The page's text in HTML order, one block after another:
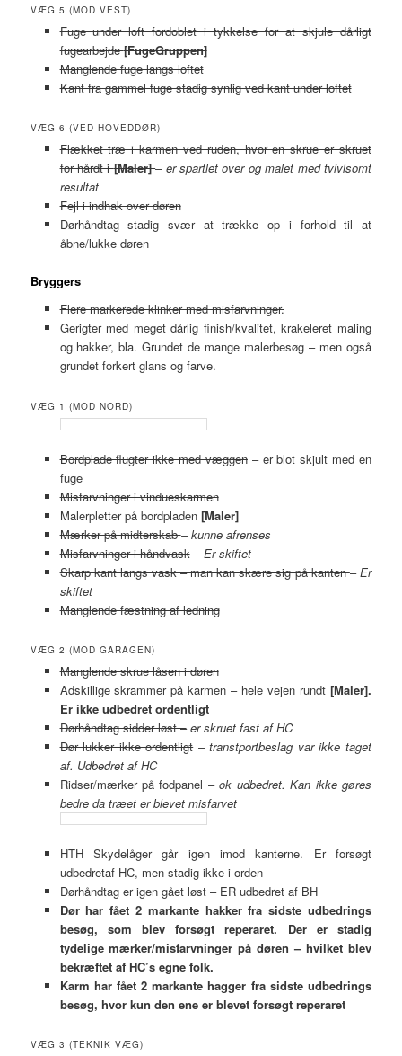
VÆG 5 (MOD VEST)
Fuge under loft fordoblet i tykkelse for at skjule dårligt
fugearbejde[FugeGruppen]
Manglende fuge langs loftet
Kant fra gammel fuge stadig synlig ved kant under loftet
VÆG 6 (VED HOVEDDØR)
Flækket træ i karmen ved ruden, hvor en skrue er skruet
for hårdt i[Maler]– er spartlet over og malet med tvivlsomt
resultat
Fejl i indhak over døren
Dørhåndtag stadig svær at trække op i forhold til at
åbne/lukke døren
Bryggers
Flere markerede klinker med misfarvninger.
Gerigter med meget dårlig finish/kvalitet, krakeleret maling
og hakker, bla. Grundet de mange malerbesøg – men også
grundet forkert glans og farve.
VÆG 1 (MOD NORD)
Bordplade flugter ikke med væggen– er blot skjult med en
fuge
Misfarvninger i vindueskarmen
Malerpletter på bordpladen [Maler]
Mærker på midterskab– kunne afrenses
Misfarvninger i håndvask–Er skiftet
Skarp kant langs vask – man kan skære sig på kanten–Er
skiftet
Manglende fæstning af ledning
VÆG 2 (MOD GARAGEN)
Manglende skrue låsen i døren
Adskillige skrammer på karmen – hele vejen rundt [Maler].
Er ikke udbedret ordentligt
Dørhåndtag sidder løst –er skruet fast af HC
Dør lukker ikke ordentligt – transtportbeslag var ikke taget
af. Udbedret af HC
Ridser/mærker på fodpanel–ok udbedret. Kan ikke gøres
bedre da træet er blevet misfarvet
HTH Skydelåger går igen imod kanterne. Er forsøgt
udbedretaf HC, men stadig ikke i orden
Dørhåndtag er igen gået løst– ER udbedret af BH
Dør har fået 2 markante hakker fra sidste udbedrings
besøg, som blev forsøgt reperaret. Der er stadig
tydelige mærker/misfarvninger på døren – hvilket blev
bekræftet af HC’s egne folk.
Karm har fået 2 markante hagger fra sidste udbedrings
besøg, hvor kun den ene er blevet forsøgt reperaret
VÆG 3 (TEKNIK VÆG)